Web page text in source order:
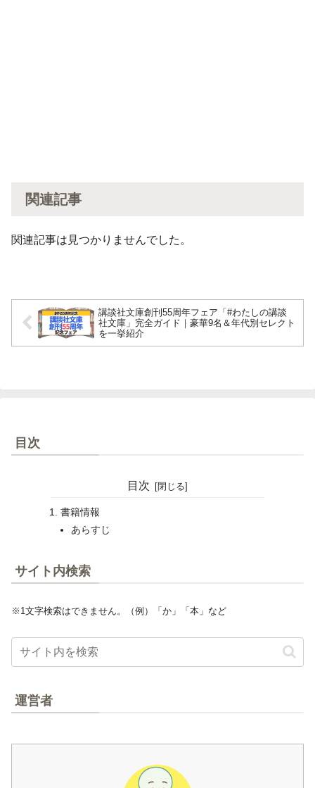
関連記事
関連記事は見つかりませんでした。
講談社文庫創刊55周年フェア「#わたしの講談
社文庫」完全ガイド｜豪華9名＆年代別セレクト
を一挙紹介
目次
目次
書籍情報
あらすじ
サイト内検索
※1文字検索はできません。（例）「か」「本」など
運営者